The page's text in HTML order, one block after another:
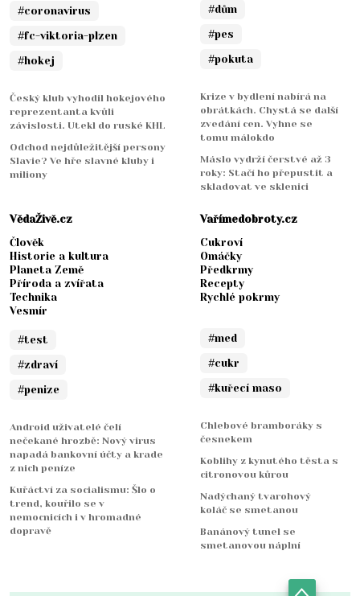
#coronavirus
#fc-viktoria-plzen
#hokej
Český klub vyhodil hokejového
reprezentanta kvůli
závislosti. Utekl do ruské KHL
Odchod nejdůležitější persony
Slavie? Ve hře slavné kluby i
miliony
#dům
#pes
#pokuta
Krize v bydlení nabírá na
obrátkách. Chystá se další
zvedání cen. Vyhne se
tomu málokdo
Máslo vydrží čerstvé až 3
roky: Stačí ho přepustit a
skladovat ve sklenici
VědaŽivě.cz
Člověk
Historie a kultura
Planeta Země
Příroda a zvířata
Technika
Vesmír
#test
#zdraví
#penize
Android uživatelé čelí
nečekané hrozbě: Nový virus
napadá bankovní účty a krade
z nich peníze
Kuřáctví za socialismu: Šlo o
trend, kouřilo se v
nemocnicích i v hromadné
dopravě
Vařímedobroty.cz
Cukroví
Omáčky
Předkrmy
Recepty
Rychlé pokrmy
#med
#cukr
#kuřecí maso
Chlebové bramboráky s
česnekem
Koblihy z kynutého těsta s
citronovou kůrou
Nadýchaný tvarohový
koláč se smetanou
Banánový tunel se
smetanovou náplní